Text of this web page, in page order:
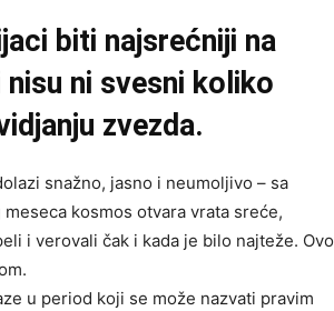
biti najsrećniji na
ni svesni koliko
zvezda.
snažno, jasno i neumoljivo – sa
kosmos otvara vrata sreće,
i verovali čak i kada je bilo najteže. Ovo
u period koji se može nazvati pravim